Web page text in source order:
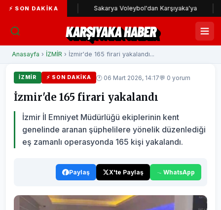
⚡ SON DAKIKA
yolunda Sakarya Voleybol'dan Karşıyaka'ya
KARŞIYAKA HABER
Anasayfa › İZMİR › İzmir'de 165 firari yakalandı...
İZMİR ⚡ SON DAKIKA 🕐 06 Mart 2026, 14:17💬 0 yorum
İzmir'de 165 firari yakalandı
İzmir İl Emniyet Müdürlüğü ekiplerinin kent
genelinde aranan şüphelilere yönelik düzenlediği
eş zamanlı operasyonda 165 kişi yakalandı.
Paylaş X'te Paylaş WhatsApp